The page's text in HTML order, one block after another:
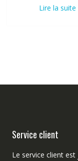
Lire la suite
Service client
Le service client